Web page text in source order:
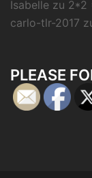
Isabelle zu 2*2
carlo-tlr-2017
PLEASE